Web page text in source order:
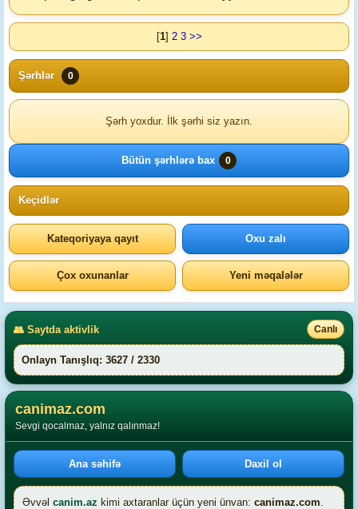
[1] 2 3 >>
Şərhlər 0
Şərh yoxdur. İlk şərhi siz yazın.
Bütün şərhlərə bax 0
Keçidlər
Kateqoriyaya qayıt Oxu zalı
Çox oxunanlar Yeni məqalələr
👥 Saytda aktivlik Canlı
Onlayn Tanışlıq: 3627 / 2330
canimaz.com
Sevgi qocalmaz, yalnız qalınmaz!
Ana səhifə Daxil ol
Əvvəl canim.az kimi axtaranlar üçün yeni ünvan: canimaz.com.